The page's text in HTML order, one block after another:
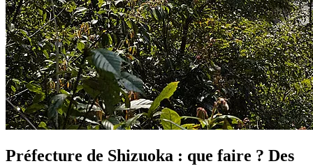
Préfecture de Shizuoka : que faire ? Des